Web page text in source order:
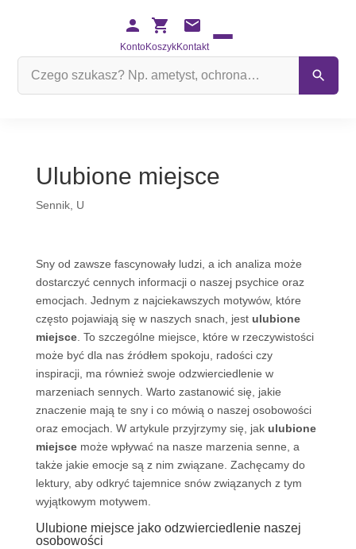
KontoKoszykKontakt
Ulubione miejsce
Sennik, U
Sny od zawsze fascynowały ludzi, a ich analiza może
dostarczyć cennych informacji o naszej psychice oraz
emocjach. Jednym z najciekawszych motywów, które
często pojawiają się w naszych snach, jest ulubione
miejsce. To szczególne miejsce, które w rzeczywistości
może być dla nas źródłem spokoju, radości czy
inspiracji, ma również swoje odzwierciedlenie w
marzeniach sennych. Warto zastanowić się, jakie
znaczenie mają te sny i co mówią o naszej osobowości
oraz emocjach. W artykule przyjrzymy się, jak ulubione
miejscemoże wpływać na nasze marzenia senne, a
także jakie emocje są z nim związane. Zachęcamy do
lektury, aby odkryć tajemnice snów związanych z tym
wyjątkowym motywem.
Ulubione miejsce jako odzwierciedlenie naszej
osobowości